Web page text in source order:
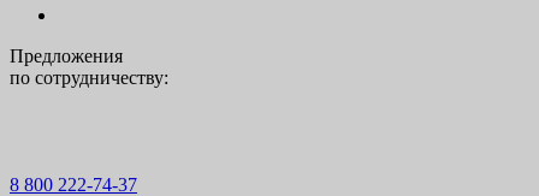
Предложения
по сотрудничеству:
8 800 222-74-37